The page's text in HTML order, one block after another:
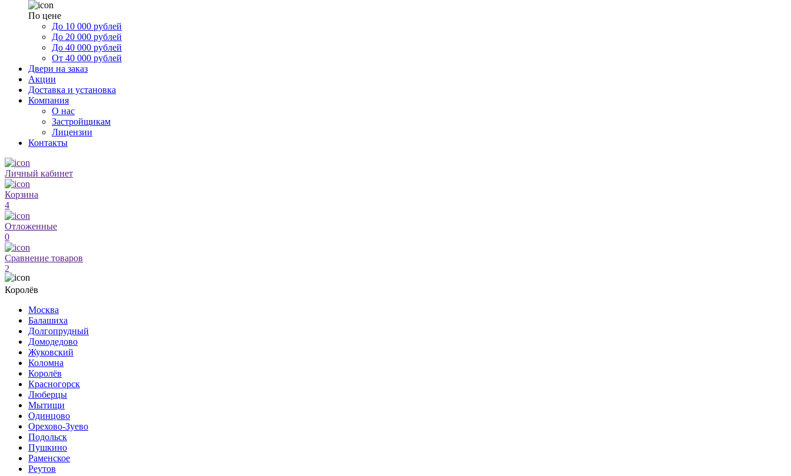
По цене
До 10 000 рублей
До 20 000 рублей
До 40 000 рублей
От 40 000 рублей
Двери на заказ
Акции
Доставка и установка
Компания
О нас
Застройщикам
Лицензии
Контакты
Личный кабинет
Корзина
4
Отложенные
0
Сравнение товаров
2
Королёв
Москва
Балашиха
Долгопрудный
Домодедово
Жуковский
Коломна
Королёв
Красногорск
Люберцы
Мытищи
Одинцово
Орехово-Зуево
Подольск
Пушкино
Раменское
Реутов